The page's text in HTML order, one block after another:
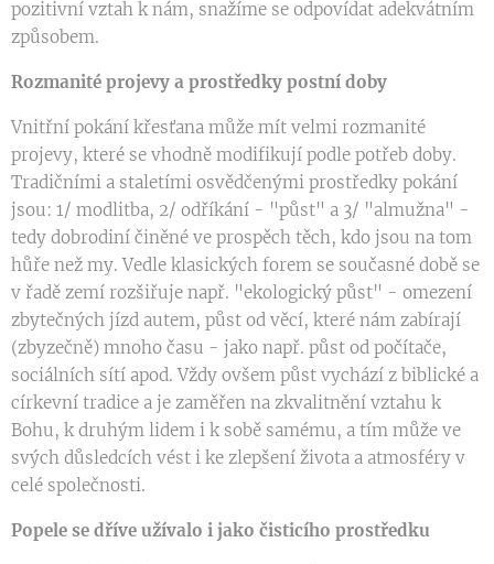
pozitivní vztah k nám, snažíme se odpovídat adekvátním
způsobem.
Rozmanité projevy a prostředky postní doby
Vnitřní pokání křesťana může mít velmi rozmanité
projevy, které se vhodně modifikují podle potřeb doby.
Tradičními a staletími osvědčenými prostředky pokání
jsou: 1/ modlitba, 2/ odříkání - "půst" a 3/ "almužna" -
tedy dobrodiní činěné ve prospěch těch, kdo jsou na tom
hůře než my. Vedle klasických forem se současné době se
v řadě zemí rozšiřuje např. "ekologický půst" - omezení
zbytečných jízd autem, půst od věcí, které nám zabírají
(zbyzečně) mnoho času - jako např. půst od počítače,
sociálních sítí apod. Vždy ovšem půst vychází z biblické a
církevní tradice a je zaměřen na zkvalitnění vztahu k
Bohu, k druhým lidem i k sobě samému, a tím může ve
svých důsledcích vést i ke zlepšení života a atmosféry v
celé společnosti.
Popele se dříve užívalo i jako čisticího prostředku